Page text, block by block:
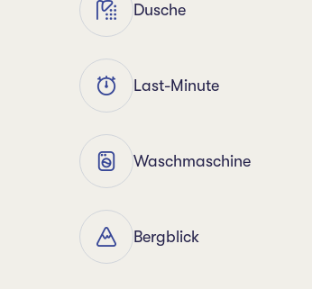
Dusche
Last-Minute
Waschmaschine
Bergblick